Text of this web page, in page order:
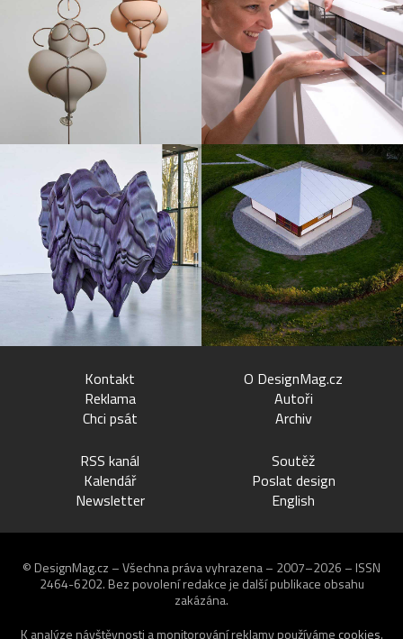
Kontakt
Reklama
Chci psát
O DesignMag.cz
Autoři
Archiv
RSS kanál
Kalendář
Newsletter
Soutěž
Poslat design
English
© DesignMag.cz – Všechna práva vyhrazena – 2007–2026 – ISSN
2464-6202. Bez povolení redakce je další publikace obsahu
zakázána.
K analýze návštěvnosti a monitorování reklamy používáme cookies.